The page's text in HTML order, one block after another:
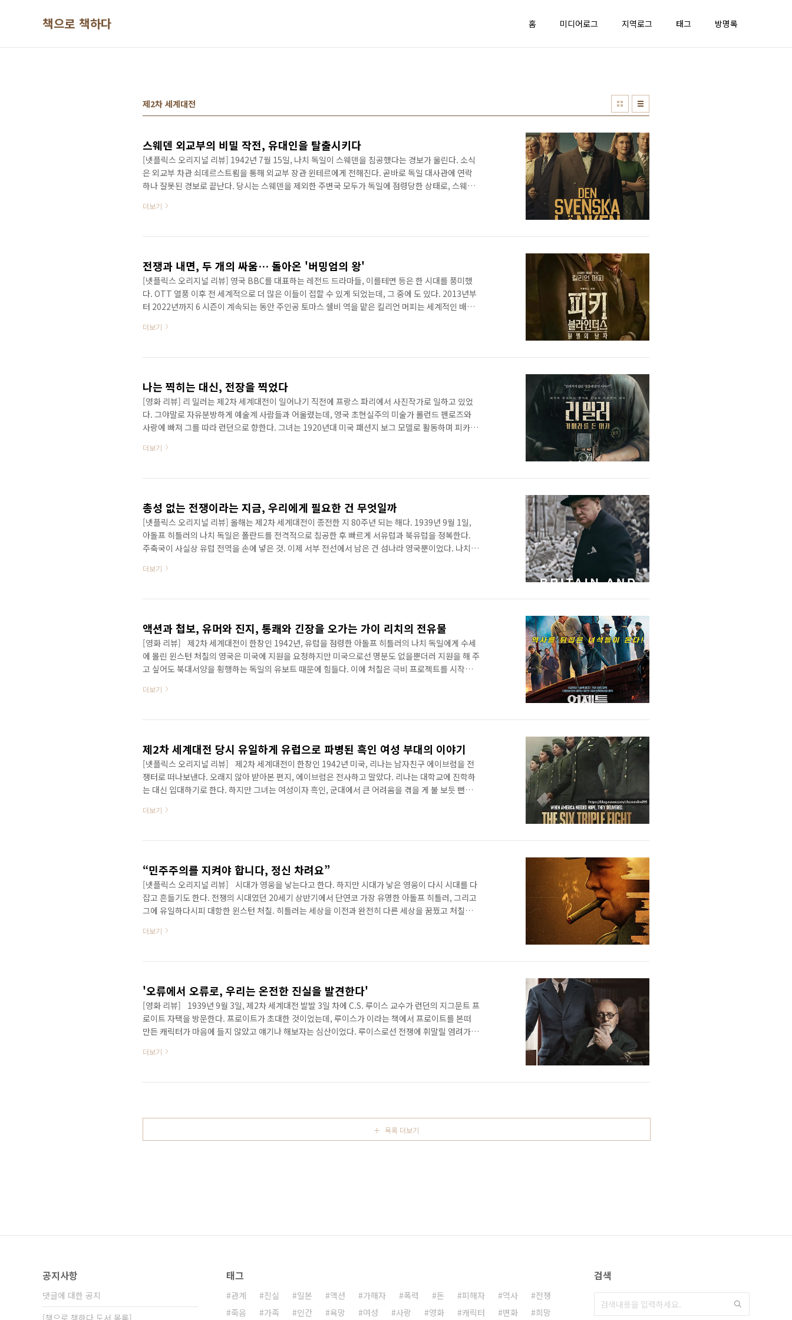
책으로 책하다 홈 미디어로그 지역로그 태그 방명록
제2차 세계대전
스웨덴 외교부의 비밀 작전, 유대인을 탈출시키다
[넷플릭스 오리지널 리뷰] 1942년 7월 15일, 나치 독일이 스웨덴을 침공했다는 경보가 울린다. 소식
은 외교부 차관 쇠데르스트룀을 통해 외교부 장관 윈테르에게 전해진다. 곧바로 독일 대사관에 연락
하나 잘못된 경보로 끝난다. 당시는 스웨덴을 제외한 주변국 모두가 독일에 점령당한 상태로, 스웨덴
공급했다. 또한 유대인들이 어떤 상황에 놓여 있는지 독일 밖의 나라들은 전혀 모르고 있었다. 한편 스
로 가족에게까지 무시당할 만큼 어리숙한 인물이다. 유대인들의 망명 요청이 이어지지만 애써 무시할
더보기
전쟁과 내면, 두 개의 싸움… 돌아온 '버밍엄의 왕'
[넷플릭스 오리지널 리뷰] 영국 BBC를 대표하는 레전드 드라마들, 이를테면 등은 한 시대를 풍미했
다. OTT 열풍 이후 전 세계적으로 더 많은 이들이 접할 수 있게 되었는데, 그 중에 도 있다. 2013년부
터 2022년까지 6 시즌이 계속되는 동안 주인공 토마스 쉘비 역을 맡은 킬리언 머피는 세계적인 배우
널’로 오해를 사는 경우가 많다. 그도 그럴 것이 영국을 제외하면 BBC의 드라마를 접하기가 여의치
7이 돌아온다는 소식이다.시즌 7을 위한 포석의 개념이자 의 진정한 종장으로 넷플릭스가 오리지널
더보기
나는 찍히는 대신, 전장을 찍었다
[영화 리뷰] 리 밀러는 제2차 세계대전이 일어나기 직전에 프랑스 파리에서 사진작가로 일하고 있었
다. 그야말로 자유분방하게 예술계 사람들과 어울렸는데, 영국 초현실주의 미술가 롤런드 펜로즈와
사랑에 빠져 그를 따라 런던으로 향한다. 그녀는 1920년대 미국 패션지 보그 모델로 활동하며 피카
다”라며 사진작가로 전향했었는데, 전쟁이 터지자 런던 대공습을 사진으로 남기더니 한 발 더 나아가
녀는 미국인이라 가능했다. 하지만 전장에서도 그녀는 여자라는 이유로 차별 대우를 받기 일쑤
더보기
총성 없는 전쟁이라는 지금, 우리에게 필요한 건 무엇일까
[넷플릭스 오리지널 리뷰] 올해는 제2차 세계대전이 종전한 지 80주년 되는 해다. 1939년 9월 1일,
아돌프 히틀러의 나치 독일은 폴란드를 전격적으로 침공한 후 빠르게 서유럽과 북유럽을 정복한다.
주축국이 사실상 유럽 전역을 손에 넣은 것. 이제 서부 전선에서 남은 건 섬나라 영국뿐이었다. 나치
전'은 역사상 모든 병력이 공군으로만 이뤄진 최초의 전투로 일컬어지는 만큼 공군의 역할이 절대적
을 영국 남부에 상륙시켜 영국을 점령한다는 계획이었다. 하지만 영국에서의 독일 공군의 압도적인
더보기
액션과 첩보, 유머와 진지, 통쾌와 긴장을 오가는 가이 리치의 전유물
[영화 리뷰] 제2차 세계대전이 한창인 1942년, 유럽을 점령한 아돌프 히틀러의 나치 독일에게 수세
에 몰린 윈스턴 처칠의 영국은 미국에 지원을 요청하지만 미국으로선 명분도 없을뿐더러 지원을 해 주
고 싶어도 북대서양을 횡행하는 독일의 유보트 때문에 힘들다. 이에 처칠은 극비 프로젝트를 시작한
측 비밀요원 2명이 투입되어 주로 첩보 임무를 수행하기로 한다. 그들의 임무는 유보트가 북대서양을
과 보급선 한 척을 무력화시키는 것. 하지만 중립지이기에 조심해야 한다.순조롭게 임무를 수행하는
더보기
제2차 세계대전 당시 유일하게 유럽으로 파병된 흑인 여성 부대의 이야기
[넷플릭스 오리지널 리뷰] 제2차 세계대전이 한창인 1942년 미국, 리나는 남자친구 에이브럼을 전
쟁터로 떠나보낸다. 오래지 않아 받아본 편지, 에이브럼은 전사하고 말았다. 리나는 대학교에 진학하
는 대신 입대하기로 한다. 하지만 그녀는 여성이자 흑인, 군대에서 큰 어려움을 겪을 게 불 보듯 뻔했
들과 함께 채리티 애덤스 대위의 지위 아래 혹독한 훈련을 받는다. 초반엔 남들보다 뒤처졌지만 포기
의를 진행한다. 전쟁터의 군인들과 가족 간에 우편물이 전달되지 않아 사기가 저하되고 있었기 때문
더보기
“민주주의를 지켜야 합니다, 정신 차려요”
[넷플릭스 오리지널 리뷰] 시대가 영웅을 낳는다고 한다. 하지만 시대가 낳은 영웅이 다시 시대를 다
잡고 흔들기도 한다. 전쟁의 시대였던 20세기 상반기에서 단연코 가장 유명한 아돌프 히틀러, 그리고
그에 유일하다시피 대항한 윈스턴 처칠. 히틀러는 세상을 이전과 완전히 다른 세상을 꿈꿨고 처칠은
최고의 명문 가문 자제로 태어났으나 아무도 그를 주시하지 않았다. 별 볼 일 없는 사람으로 생각했다.
쟁영웅으로 등극한다. 이후 곧바로 정치계에 입문해 승승장구한다. 제1차 세계대전의 갈리폴리 전투
더보기
'오류에서 오류로, 우리는 온전한 진실을 발견한다'
[영화 리뷰] 1939년 9월 3일, 제2차 세계대전 발발 3일 차에 C.S. 루이스 교수가 런던의 지그문트 프
로이트 자택을 방문한다. 프로이트가 초대한 것이었는데, 루이스가 이라는 책에서 프로이트를 본떠
만든 캐릭터가 마음에 들지 않았고 얘기나 해보자는 심산이었다. 루이스로선 전쟁에 휘말릴 염려가
혹은 토론을 이어간다. 프로이트는 무신론자, 루이스는 무신론자에서 유신론자가 된 케이스인데 신에
려간다. 와중에 프로이트의 딸 안나 프로이트는 아버지의 말을 거역하지 못하고 따르기에 바쁘다. 그
더보기
목록 더보기
공지사항
댓글에 대한 공지
[책으로 책하다 도서 목록]
태그
관계 진실 일본 액션 가해자 폭력 돈 피해자 역사
전쟁
죽음
가족 인간 욕망 여성 사랑 영화 캐릭터 변화 희망
검색